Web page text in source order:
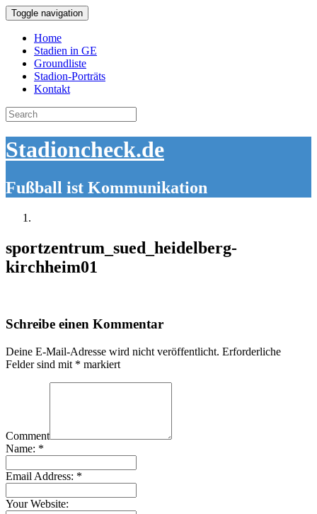
Toggle navigation
Home
Stadien in GE
Groundliste
Stadion-Porträts
Kontakt
Search
for:
Stadioncheck.de
Fußball ist Kommunikation
sportzentrum_sued_heidelberg-
kirchheim01
Schreibe einen Kommentar
Deine E-Mail-Adresse wird nicht veröffentlicht. Erforderliche
Felder sind mit * markiert
Comment
Name: *
Email Address: *
Your Website: